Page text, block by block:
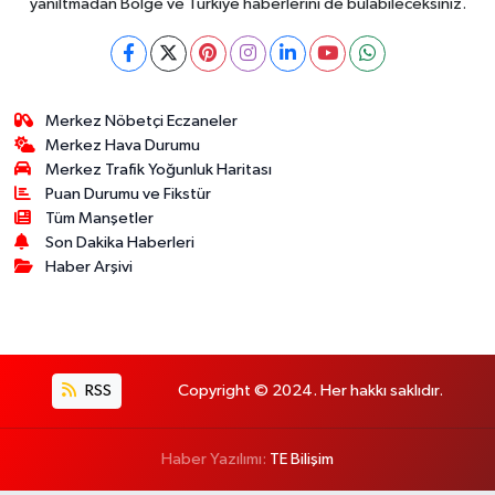
yanıltmadan Bölge ve Türkiye haberlerini de bulabileceksiniz.
Merkez Nöbetçi Eczaneler
Merkez Hava Durumu
Merkez Trafik Yoğunluk Haritası
Puan Durumu ve Fikstür
Tüm Manşetler
Son Dakika Haberleri
Haber Arşivi
RSS Copyright © 2024. Her hakkı saklıdır.
Haber Yazılımı: TE Bilişim